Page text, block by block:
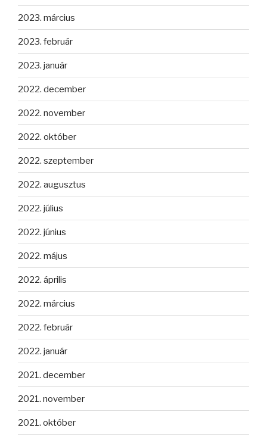
2023. március
2023. február
2023. január
2022. december
2022. november
2022. október
2022. szeptember
2022. augusztus
2022. július
2022. június
2022. május
2022. április
2022. március
2022. február
2022. január
2021. december
2021. november
2021. október